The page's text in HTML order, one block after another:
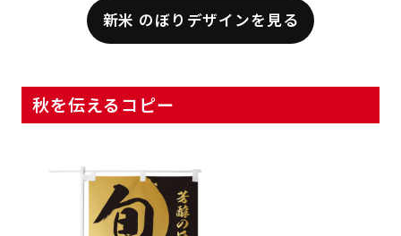
新米 のぼりデザインを見る
秋を伝えるコピー